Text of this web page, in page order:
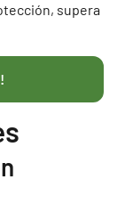
supera